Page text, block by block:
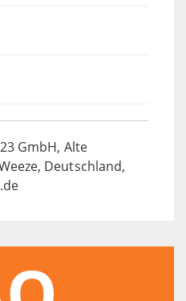
GmbH, Alte
Deutschland,